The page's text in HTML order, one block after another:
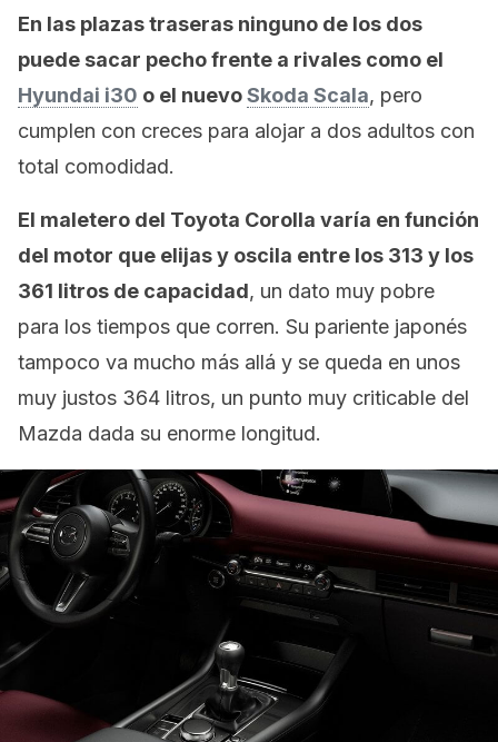
En las plazas traseras ninguno de los dos
puede sacar pecho frente a rivales como el
Hyundai i30 o el nuevoSkoda Scala, pero
cumplen con creces para alojar a dos adultos con
total comodidad.
El maletero del Toyota Corolla varía en función
del motor que elijas y oscila entre los 313 y los
361 litros de capacidad, un dato muy pobre
para los tiempos que corren. Su pariente japonés
tampoco va mucho más allá y se queda en unos
muy justos 364 litros, un punto muy criticable del
Mazda dada su enorme longitud.